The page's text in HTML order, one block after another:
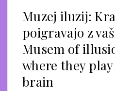
Muzej iluzij:
poigravajo z
Musem of
where they
brain